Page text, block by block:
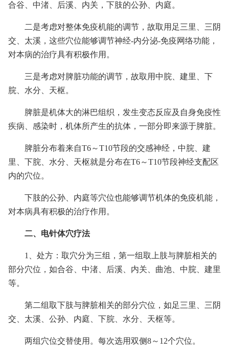
合谷、中渚、后溪、内关，下肢的公孙、内庭。
二是考虑对整体免疫机能的调节，故取用足三里、三阴
交、太溪，这些穴位能够调节神经-内分泌-免疫网络功能，
对本病的治疗具有积极作用。
三是考虑对脾脏功能的调节，故取用中脘、建里、下
脘、水分、天枢。
脾脏是机体大的淋巴组织，发生变态反应及自身免疫性
疾病、感染时，机体所产生的抗体，一部分即来源于脾脏。
脾脏分布着来自T6～T10节段的交感神经，中脘、建
里、下脘、水分、天枢就是分布在T6～T10节段神经支配区
内的穴位。
下肢的公孙、内庭等穴位也能够调节机体的免疫机能，
对本病具有积极的治疗作用。
二、电针体穴疗法
1、处方：取穴分为三组，第一组取上肢与脾脏相关的
部分穴位，如合谷、中渚、后溪、内关、曲池、中脘、建里
等。
第二组取下肢与脾脏相关的部分穴位，如足三里、三阴
交、太溪、公孙、内庭、下脘、水分、天枢等。
两组穴位交替使用。每次选用双侧8～12个穴位。